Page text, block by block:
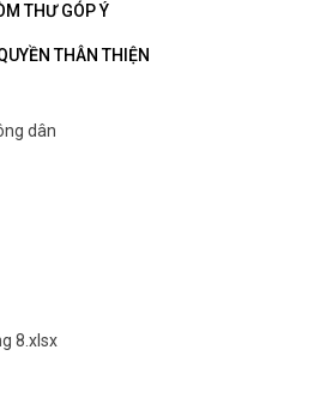
THƯ GÓP Ý
THÂN THIỆN
dân
8.xlsx